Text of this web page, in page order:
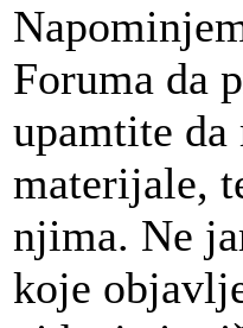
Foruma da
upamtite
materijale,
njima. Ne
koje